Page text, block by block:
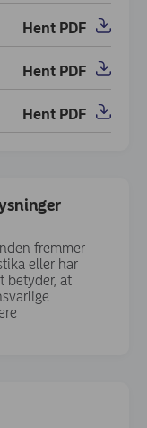
Hent PDF
Hent PDF
Hent PDF
fremmer
eller har
betyder, at